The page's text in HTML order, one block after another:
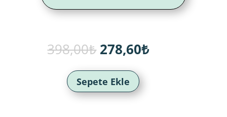
398,00₺ Orijinal
fiyat:
398,00₺.
278,60₺Şu
Sepete Ekle